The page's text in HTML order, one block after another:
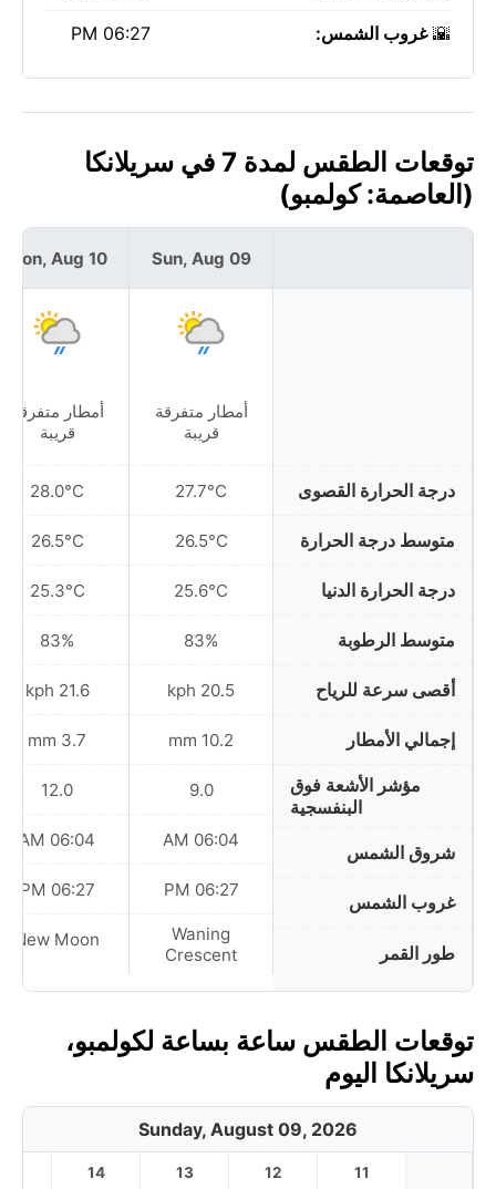
🌇غروب الشمس: 06:27 PM
توقعات الطقس لمدة 7 في سريلانكا
(العاصمة: كولمبو)
درجة الحرارة القصوى
متوسط درجة الحرارة
درجة الحرارة الدنيا
متوسط الرطوبة
أقصى سرعة للرياح
إجمالي الأمطار
مؤشر الأشعة فوق
البنفسجية
شروق الشمس
غروب الشمس
طور القمر
Sun, Aug 09
أمطار متفرقة
قريبة
27.7°C
26.5°C
25.6°C
83%
20.5 kph
10.2 mm
9.0
06:04 AM
06:27 PM
Waning
Crescent
Mon, Aug 10
أمطار متفرقة
قريبة
28.0°C
26.5°C
25.3°C
83%
21.6 kph
3.7 mm
12.0
06:04 AM
06:27 PM
New Moon
توقعات الطقس ساعة بساعة لكولمبو،
سريلانكا اليوم
Sunday, August 09, 2026
11
12
13
14